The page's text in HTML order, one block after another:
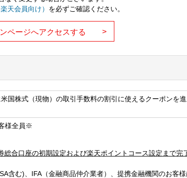
天会員向け） を必ずご確認ください。
ページへアクセスする >
国株式（現物）の取引手数料の割引に使えるクーポンを
様全員※
総合口座の初期設定および楽天ポイントコース設定まで完
含む)、IFA（金融商品仲介業者）、提携金融機関のお客